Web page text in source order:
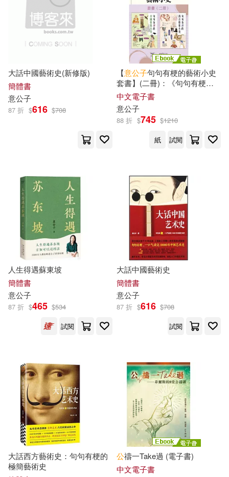
國家住宅及都市更新中心規劃組(1)
姚鋒(1)
布蘭登．肯恩(1) 張宜真(1)
張資平(1) 徐靖普(1)
托馬斯•斯坎倫(1)
李斐斐(1) 李蓓等（主編）(1)
林志忠(1) 查爾斯‧拉莫爾(1)
梓夜(1) 櫻井公子(1)
殷文強(1)
比利時氣球傳媒公司(1)
沙姆斯．康(1) 河合薰(1)
燕子(1)
王直上(1) 珍妮佛．赫希(1)
人民郵電出版社(1) 典知庫(1)
千華數位文化(1)
太白文藝出版社(1)
宣道傳意及出版事工有限公司(1)
小魯文化(1) 布克文化(1)
幼福(1) 新世界出版社(1)
新疆青少年出版社(1) 方智(1)
暖暖書屋(1) 木馬文化(1)
果力文化(1)
樂律(1) 湖北美術出版社(1)
漫遊者文化(1) 白象文化(1)
作者/演唱/譯/編/繪(14)
價格
大話中國藝術史(新修版)
簡體書
意公子
87 折 $616 $708
【意公子句句有梗的藝術小史
套書】(二冊)：《句句有梗的
西洋藝術小史【暢銷版】》、
《句句有梗的中國藝術小史》
(電子書)
中文電子書
意公子
88 折 $745 $1210
紙
試閱
人生得遇蘇東坡
簡體書
意公子
87 折 $465 $534
試閱
大話中國藝術史
簡體書
意公子
87 折 $616 $708
試閱
大話西方藝術史：句句有梗的
極簡藝術史
公禱一Take過 (電子書)
中文電子書